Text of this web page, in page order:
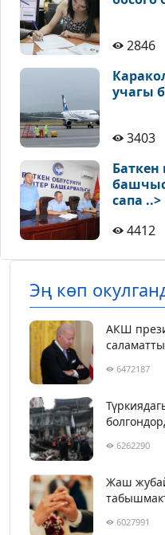
2846
учагы
3403
сапа ..>
4412
Эң көп
АКШ
6472187
6262290
Жаш
6027991